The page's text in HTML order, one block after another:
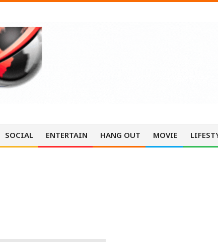
SOCIAL ENTERTAIN HANG OUT MOVIE